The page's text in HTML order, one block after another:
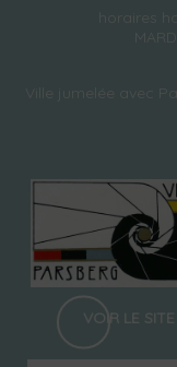
horaires
Ville jumelée avec
VOIR LE SITE